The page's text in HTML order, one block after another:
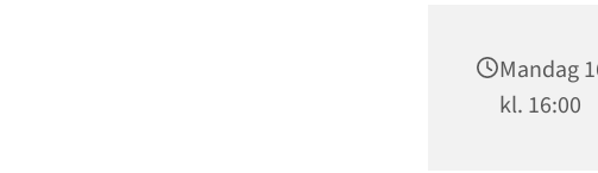
Mandag
kl. 16:00